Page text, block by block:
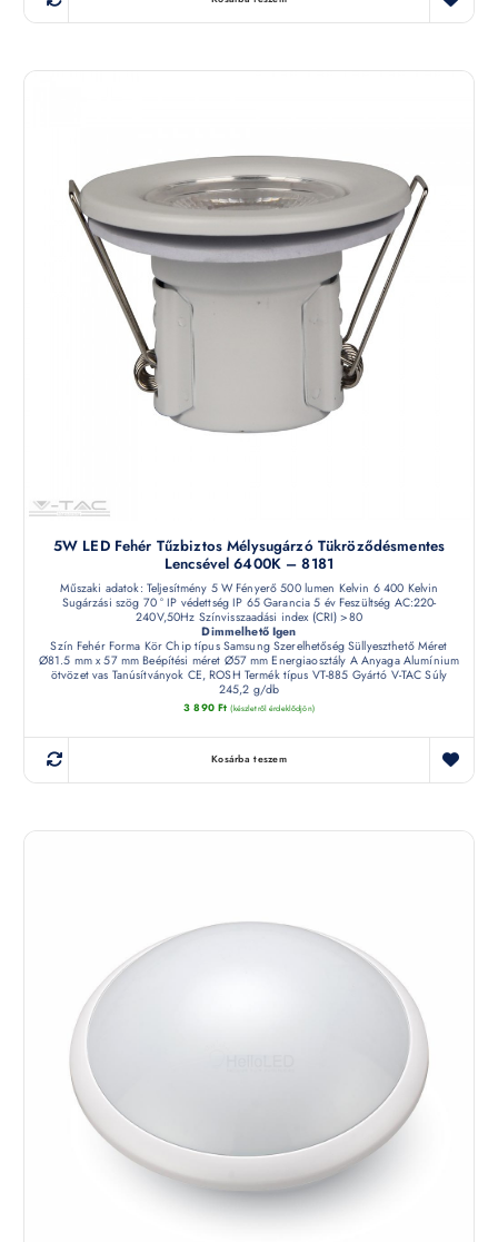
5W LED Fehér Tűzbiztos Mélysugárzó Tükröződésmentes
Lencsével 6400K – 8181
Műszaki adatok: Teljesítmény 5 W Fényerő 500 lumen Kelvin 6 400 Kelvin
Sugárzási szög 70 ° IP védettség IP 65 Garancia 5 év Feszültség AC:220-
240V,50Hz Színvisszaadási index (CRI) >80
Dimmelhető Igen
Szín Fehér Forma Kör Chip típus Samsung Szerelhetőség Süllyeszthető Méret
Ø81.5 mm x 57 mm Beépítési méret Ø57 mm Energiaosztály A Anyaga Alumínium
ötvözet vas Tanúsítványok CE, ROSH Termék típus VT-885 Gyártó V-TAC Súly
245,2 g/db
3 890 Ft (készletről érdeklődjön)
Kosárba teszem